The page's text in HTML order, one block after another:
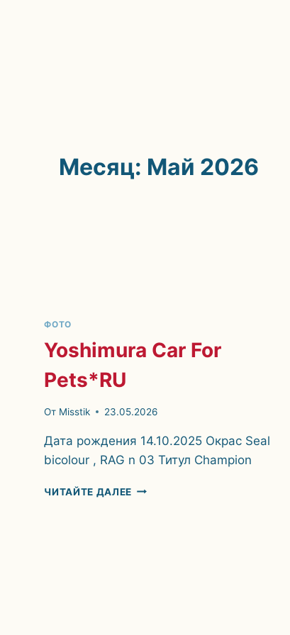
Месяц: Май 2026
ФОТО
Yoshimura Car For
Pets*RU
От Misstik 23.05.2026
Дата рождения 14.10.2025 Окрас Seal
bicolour , RAG n 03 Титул Champion
ЧИТАЙТЕ ДАЛЕЕ YOSHIMURA